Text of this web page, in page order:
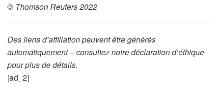
© Thomson Reuters 2022
Des liens d’affiliation peuvent être générés
automatiquement – consultez notre déclaration d’éthique
pour plus de détails.
[ad_2]